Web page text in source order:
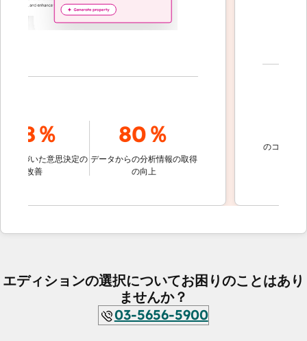
％
いた意思決定の
80％
データからの分析情報の取得
の向上
のコミュニケー
エディションの選択についてお困りのことはあり
ませんか？
03-5656-5900